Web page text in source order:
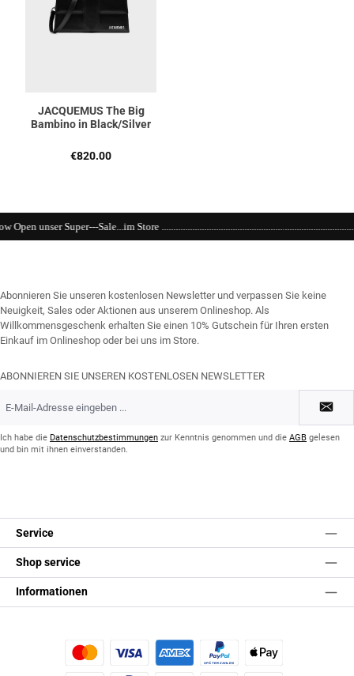
JACQUEMUS The Big
Bambino in Black/Silver
Regulärer Preis:
€820.00
Store
Abonnieren Sie unseren kostenlosen Newsletter und verpassen Sie keine
Neuigkeit, Sales oder Aktionen aus unserem Onlineshop. Als
Willkommensgeschenk erhalten Sie einen 10% Gutschein für Ihren ersten
Einkauf im Onlineshop oder bei uns im Store.
ABONNIEREN SIE UNSEREN KOSTENLOSEN NEWSLETTER
Mail-
*Ich habe die Datenschutzbestimmungen zur Kenntnis genommen und die AGB gelesen
und bin mit ihnen einverstanden.
Service
Shop service
Informationen
Kredit- oder Debitkarte Später BezahlenApple Pay